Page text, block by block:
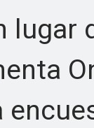
lugar